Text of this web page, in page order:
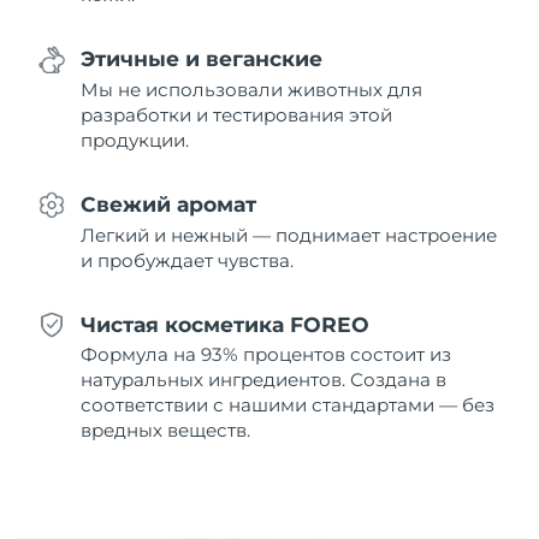
Этичные и веганские
Мы не использовали животных для
разработки и тестирования этой
продукции.
Свежий аромат
Легкий и нежный — поднимает настроение
и пробуждает чувства.
Чистая косметика FOREO
Формула на 93% процентов состоит из
натуральных ингредиентов. Создана в
соответствии с нашими стандартами — без
вредных веществ.
Нидерланды
Ожидаемая дата доставки
Новая Зеландия
Норвегия
Филиппины
8/13/26
Польша
Ожидаемая дата доставки